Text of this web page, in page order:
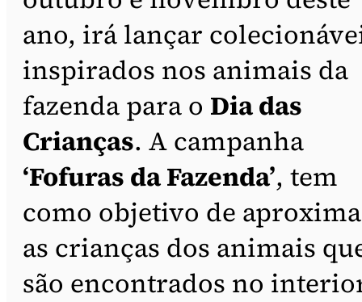
ano, irá lançar
inspirados nos animais da
fazenda para o Dia das
Crianças. A campanha
‘Fofuras da Fazenda’, tem
como objetivo de
as crianças dos animais
são encontrados no